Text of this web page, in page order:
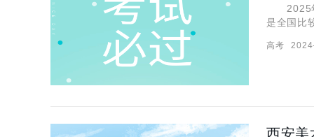
2025年
是全国比
考时间
高考
西安美